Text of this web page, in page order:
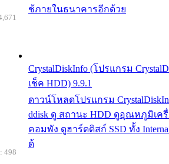
ช้ภายในธนาคารอีกด้วย
CrystalDiskInfo (โปรแกรม
เช็ค HDD) 9.9.1
ดาวน์โหลดโปรแกรม
ddisk ดู สถานะ HDD ดูอุณหภูมิเค
คอมพัง ดูฮาร์ดดิสก์ SSD ทั้ง
ด้
498